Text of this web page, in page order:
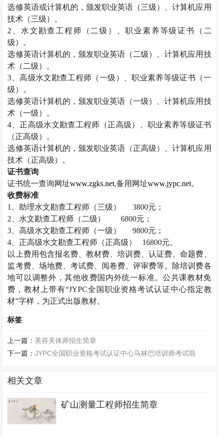
选修英语或计算机的，颁发职业英语（三级）、计算机应用
技术（三级）。
2 、水文勘查工程师（二级）、职业素养等级证书（二
级）。
选修英语计算机的，颁发职业英语（二级）、计算机应用技
术（二级）。
3 、高级水文勘查工程师（一级）、职业素养等级证书（一
级）。
选修英语计算机的，颁发职业英语（一级）、计算机应用技
术（一级）。
4 、正高级水文勘查工程师（正高级）、职业素养等级证书
（正高级）。
选修英语计算机的，颁发职业英语（正高级）、计算机应用
技术（正高级）。
证书查询
证书统一查询网址www.zgks.net,备用网址www.jypc.net。
收费标准
1
、助理水文勘查工程师（三级） 3800元；
2 、水文勘查工程师（二级） 6800元；
3 、高级水文勘查工程师（一级） 9800元；
4 、正高级水文勘查工程师（正高级） 16800元。
以上费用包含报名费、教材费、培训费、认证费、命题费、
监考费、场地费、考试费、阅卷费、评审费等。除培训费各
地可以调整外，其他收费国内外统一标准。公共课教材免
费，教材上带有“JYPC全国职业资格考试认证中心指定教
材”字样，为正式出版教材。
标签
上一篇： 美容美体师招生简章
下一篇：JYPC全国职业资格考试认证中心马林巴培训师考试啦
相关文章
矿山测量工程师招生简章